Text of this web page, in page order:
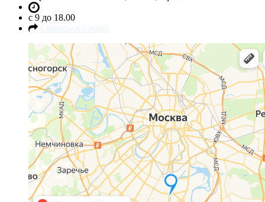
c 9 до 18.00